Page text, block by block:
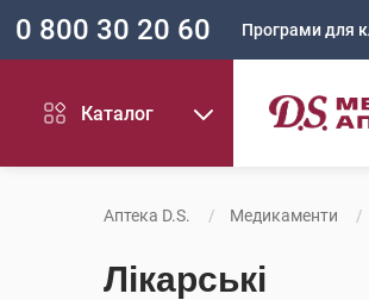
0 800 30 20 60 Програми для
Каталог
Аптека D.S. Медикаменти
Лікарські